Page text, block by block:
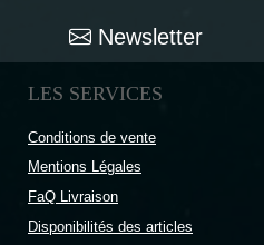
Newsletter
LES SERVICES
Conditions de vente
Mentions Légales
FaQ Livraison
Disponibilités des articles